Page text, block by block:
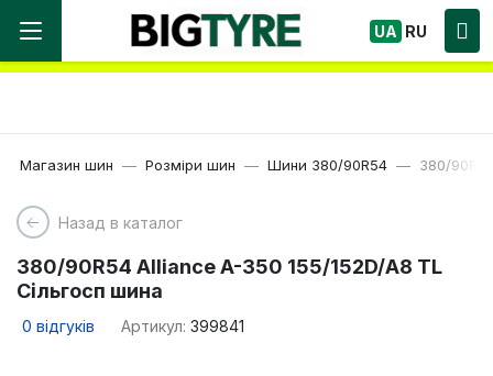
Ми працюємо! Великий вибір Шин, швидка
доставка по Україні!
UA RU
Магазин шин Розміри шин Шини 380/90R54 380/
Назад в каталог
380/90R54 Alliance A-350 155/152D/A8 TL
Сільгосп шина
0 відгуків Артикул: 399841